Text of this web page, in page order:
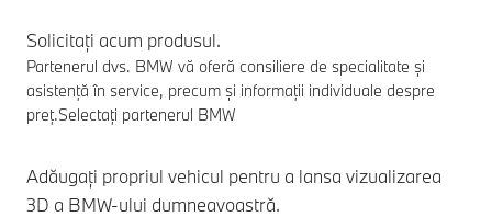
Solicitați acum produsul.
Partenerul dvs. BMW vă oferă consiliere de specialitate și
asistență în service, precum și informații individuale despre
preț.Selectați partenerul BMW
Adăugați propriul vehicul pentru a lansa vizualizarea
3D a BMW-ului dumneavoastră.